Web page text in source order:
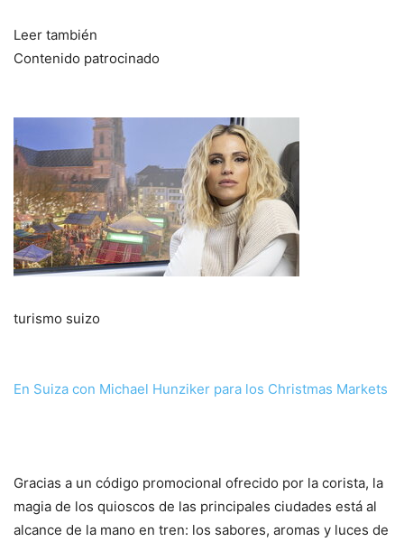
Leer también
Contenido patrocinado
turismo suizo
En Suiza con Michael Hunziker para los Christmas Markets
Gracias a un código promocional ofrecido por la corista, la
magia de los quioscos de las principales ciudades está al
alcance de la mano en tren: los sabores, aromas y luces de